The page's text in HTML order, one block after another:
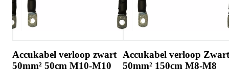
Accukabel verloop zwart
50mm² 50cm M10-M10
Accukabel verloop Zwart
50mm² 150cm M8-M8